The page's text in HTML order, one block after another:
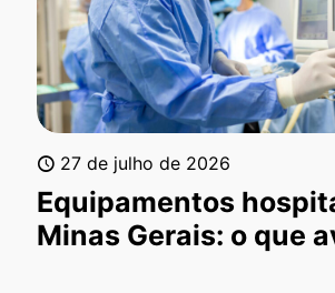
27 de julho de 2026
Equipamentos
Minas Gerais: o que